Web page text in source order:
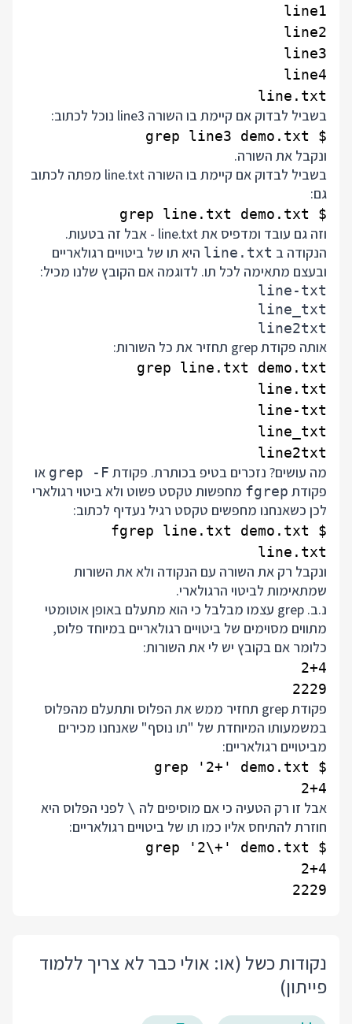
line.txt
בשביל לבדוק אם קיימת בו השורה line3 נוכל לכתוב:
$ grep line3 demo.txt
ונקבל את השורה.
בשביל לבדוק אם קיימת בו השורה line.txt מפתה לכתוב
גם:
$ grep line.txt demo.txt
וזה גם עובד ומדפיס את line.txt - אבל זה בטעות.
הנקודה ב line.txt היא תו של ביטויים רגולאריים
ובעצם מתאימה לכל תו. לדוגמה אם הקובץ שלנו מכיל:
line2txt
אותה פקודת grep תחזיר את כל השורות:
line2txt
מה עושים? נזכרים בטיפ בכותרת. פקודת grep -F או
פקודת fgrep מחפשות טקסט פשוט ולא ביטוי רגולארי
לכן כשאנחנו מחפשים טקסט רגיל נעדיף לכתוב:
line.txt
ונקבל רק את השורה עם הנקודה ולא את השורות
שמתאימות לביטוי הרגולארי.
נ.ב. grep עצמו מבלבל כי הוא מתעלם באופן אוטומטי
מתווים מסוימים של ביטויים רגולאריים במיוחד פלוס,
כלומר אם בקובץ יש לי את השורות:
2229
פקודת grep תחזיר ממש את הפלוס ותתעלם מהפלוס
במשמעותו המיוחדת של "תו נוסף" שאנחנו מכירים
מביטויים רגולאריים:
2+4
אבל זו רק הטעיה כי אם מוסיפים לה \ לפני הפלוס היא
חוזרת להתיחס אליו כמו תו של ביטויים רגולאריים:
2229
נקודות כשל (או: אולי כבר לא צריך ללמוד
פייתון)